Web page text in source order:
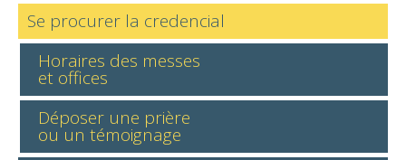
Se procurer la credencial
Horaires des messes
et offices
Déposer une prière
ou un témoignage